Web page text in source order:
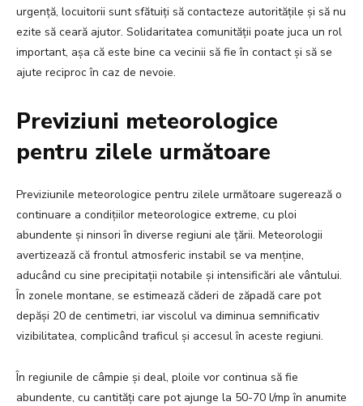
urgență, locuitorii sunt sfătuiți să contacteze autoritățile și să nu
ezite să ceară ajutor. Solidaritatea comunității poate juca un rol
important, așa că este bine ca vecinii să fie în contact și să se
ajute reciproc în caz de nevoie.
Previziuni meteorologice
pentru zilele următoare
Previziunile meteorologice pentru zilele următoare sugerează o
continuare a condițiilor meteorologice extreme, cu ploi
abundente și ninsori în diverse regiuni ale țării. Meteorologii
avertizează că frontul atmosferic instabil se va menține,
aducând cu sine precipitații notabile și intensificări ale vântului.
În zonele montane, se estimează căderi de zăpadă care pot
depăși 20 de centimetri, iar viscolul va diminua semnificativ
vizibilitatea, complicând traficul și accesul în aceste regiuni.
În regiunile de câmpie și deal, ploile vor continua să fie
abundente, cu cantități care pot ajunge la 50-70 l/mp în anumite